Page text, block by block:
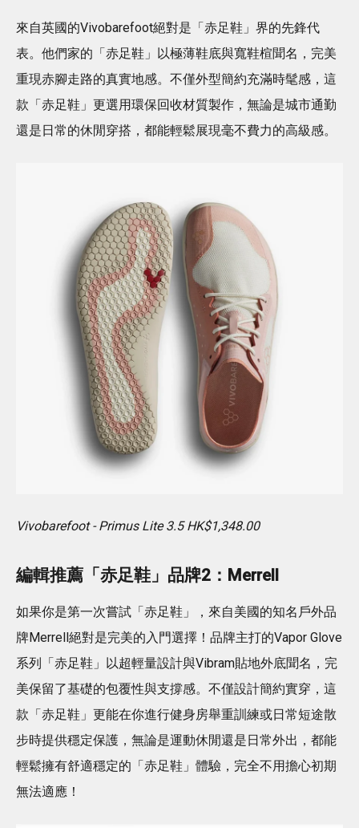
來自英國的Vivobarefoot絕對是「赤足鞋」界的先鋒代
表。他們家的「赤足鞋」以極薄鞋底與寬鞋楦聞名，完美
重現赤腳走路的真實地感。不僅外型簡約充滿時髦感，這
款「赤足鞋」更選用環保回收材質製作，無論是城市通勤
還是日常的休閒穿搭，都能輕鬆展現毫不費力的高級感。
Vivobarefoot - Primus Lite 3.5 HK$1,348.00
編輯推薦「赤足鞋」品牌2：Merrell
如果你是第一次嘗試「赤足鞋」，來自美國的知名戶外品
牌Merrell絕對是完美的入門選擇！品牌主打的Vapor Glove
系列「赤足鞋」以超輕量設計與Vibram貼地外底聞名，完
美保留了基礎的包覆性與支撐感。不僅設計簡約實穿，這
款「赤足鞋」更能在你進行健身房舉重訓練或日常短途散
步時提供穩定保護，無論是運動休閒還是日常外出，都能
輕鬆擁有舒適穩定的「赤足鞋」體驗，完全不用擔心初期
無法適應！